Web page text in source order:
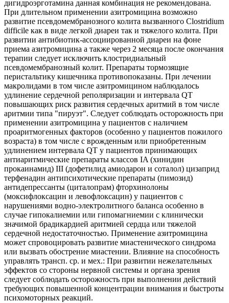
дигидроэрготамина данная комбинация не рекомендована.
При длительном применении азитромицина возможно
развитие псевдомембранозного колита вызванного Clostridium
difficile как в виде легкой диареи так и тяжелого колита. При
развитии антибиотик-ассоциированной диареи на фоне
приема азитромицина а также через 2 месяца после окончания
терапии следует исключить клостридиальный
псевдомембранозный колит. Препараты тормозящие
перистальтику кишечника противопоказаны. При лечении
макролидами в том числе азитромицином наблюдалось
удлинение сердечной реполяризации и интервала QT
повышающих риск развития сердечных аритмий в том числе
аритмии типа "пируэт". Следует соблюдать осторожность при
применении азитромицина у пациентов с наличием
проаритмогенных факторов (особенно у пациентов пожилого
возраста) в том числе с врожденным или приобретенным
удлинением интервала QT у пациентов принимающих
антиаритмические препараты классов IA (хинидин
прокаинамид) III (дофетилид амиодарон и соталол) цизаприд
терфенадин антипсихотические препараты (пимозид)
антидепрессанты (циталопрам) фторхинолоны
(моксифлоксацин и левофлоксацин) у пациентов с
нарушениями водно-электролитного баланса особенно в
случае гипокалиемии или гипомагниемии с клинически
значимой брадикардией аритмией сердца или тяжелой
сердечной недостаточностью. Применение азитромицина
может спровоцировать развитие миастенического синдрома
или вызвать обострение миастении. Влияние на способность
управлять трансп. ср. и мех.: При развитии нежелательных
эффектов со стороны нервной системы и органа зрения
следует соблюдать осторожность при выполнении действий
требующих повышенной концентрации внимания и быстроты
психомоторных реакций.